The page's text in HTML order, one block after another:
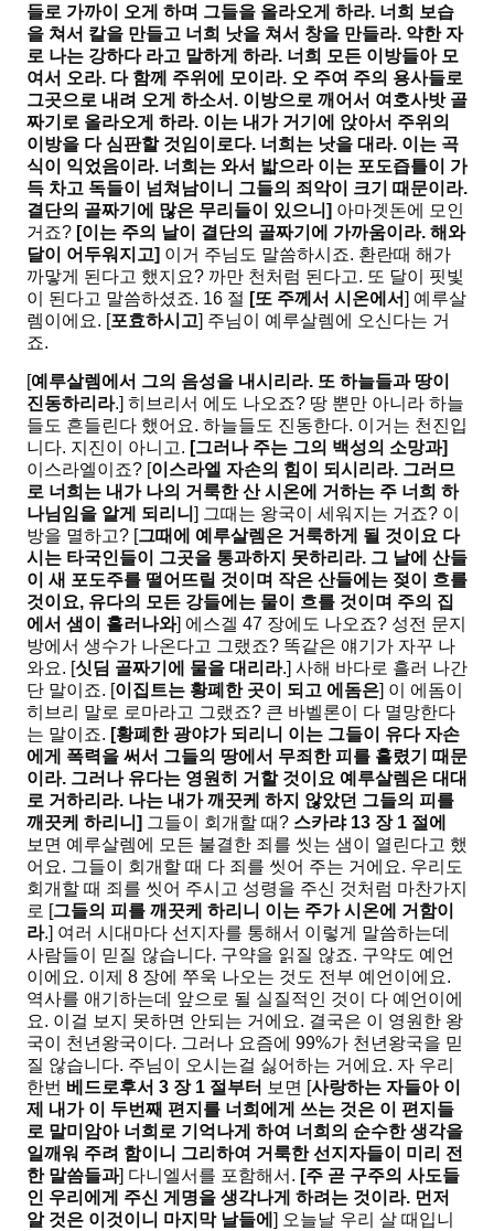
들로 가까이 오게 하며 그들을 올라오게 하라. 너희 보습
을 쳐서 칼을 만들고 너희 낫을 쳐서 창을 만들라. 약한 자
로 나는 강하다 라고 말하게 하라. 너희 모든 이방들아 모
여서 오라. 다 함께 주위에 모이라. 오 주여 주의 용사들로
그곳으로 내려 오게 하소서 . 이방으로 깨어서 여호사밧 골
짜기로 올라오게 하라. 이는 내가 거기에 앉아서 주위의
이방을 다 심판할 것임이로다. 너희는 낫을 대라. 이는 곡
식이 익었음이라. 너희는 와서 밟으라 이는 포도즙틀이 가
득 차고 독들이 넘쳐남이니 그들의 죄악이 크기 때문이라.
결단의 골짜기에 많은 무리들이 있으니 ] 아마겟돈에 모인
거죠? [이는 주의 날이 결단의 골짜기에 가까움이라. 해와
달이 어두워지고] 이거 주님도 말씀하시죠. 환란때 해가
까맣게 된다고 했지요? 까만 천처럼 된다고. 또 달이 핏빛
이 된다고 말씀하셨죠. 16 절 [또 주께서 시온에서] 예루살
렘이에요. [포효하시고] 주님이 예루살렘에 오신다는 거
죠.
[예루살렘에서 그의 음성을 내시리라. 또 하늘들과 땅이
진동하리라.] 히브리서 에도 나오죠? 땅 뿐만 아니라 하늘
들도 흔들린다 했어요. 하늘들도 진동한다. 이거는 천진입
니다. 지진이 아니고. [그러나 주는 그의 백성의 소망과]
이스라엘이죠? [이스라엘 자손의 힘이 되시리라. 그러므
로 너희는 내가 나의 거룩한 산 시온에 거하는 주 너희 하
나님임을 알게 되리니 ] 그때는 왕국이 세워지는 거죠? 이
방을 멸하고? [그때에 예루살렘은 거룩하게 될 것이요 다
시는 타국인들이 그곳을 통과하지 못하리라. 그 날에 산들
이 새 포도주를 떨어뜨릴 것이며 작은 산들에는 젖이 흐를
것이요, 유다의 모든 강들에는 물이 흐를 것이며 주의 집
에서 샘이 흘러나와] 에스겔 47 장에도 나오죠? 성전 문지
방에서 생수가 나온다고 그랬죠? 똑같은 얘기가 자꾸 나
와요. [싯딤 골짜기에 물을 대리라.] 사해 바다로 흘러 나간
단 말이죠. [이집트는 황폐한 곳이 되고 에돔은] 이 에돔이
히브리 말로 로마라고 그랬죠? 큰 바벨론이 다 멸망한다
는 말이죠. [황폐한 광야가 되리니 이는 그들이 유다 자손
에게 폭력을 써서 그들의 땅에서 무죄한 피를 흘렸기 때문
이라. 그러나 유다는 영원히 거할 것이요 예루살렘은 대대
로 거하리라. 나는 내가 깨끗케 하지 않았던 그들의 피를
깨끗케 하리니 ] 그들이 회개할 때? 스카랴13 장1 절에
보면 예루살렘에 모든 불결한 죄를 씻는 샘이 열린다고 했
어요. 그들이 회개할 때 다 죄를 씻어 주는 거에요. 우리도
회개할 때 죄를 씻어 주시고 성령을 주신 것처럼 마찬가지
로 [그들의 피를 깨끗케 하리니 이는 주가 시온에 거함이
라.] 여러 시대마다 선지자를 통해서 이렇게 말씀하는데
사람들이 믿질 않습니다. 구약을 읽질 않죠. 구약도 예언
이에요. 이제 8 장에 쭈욱 나오는 것도 전부 예언이에요.
역사를 애기하는데 앞으로 될 실질적인 것이 다 예언이에
요. 이걸 보지 못하면 안되는 거에요. 결국은 이 영원한 왕
국이 천년왕국이다. 그러나 요즘에 99%가 천년왕국을 믿
질 않습니다. 주님이 오시는걸 싫어하는 거에요. 자 우리
한번 베드로후서 3 장1 절부터 보면 [사랑하는 자들아 이
제 내가 이 두번째 편지를 너희에게 쓰는 것은 이 편지들
로 말미암아 너희로 기억나게 하여 너희의 순수한 생각을
일깨워 주려 함이니 그리하여 거룩한 선지자들이 미리 전
한 말씀들과] 다니엘서를 포함해서. [주 곧 구주의 사도들
인 우리에게 주신 게명을 생각나게 하려는 것이라. 먼저
알 것은 이것이니 마지막 날들에 ] 오늘날 우리 살 때입니